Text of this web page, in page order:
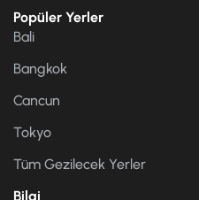
Popüler Yerler
Bali
Bangkok
Cancun
Tokyo
Tüm Gezilecek Yerler
Bilgi